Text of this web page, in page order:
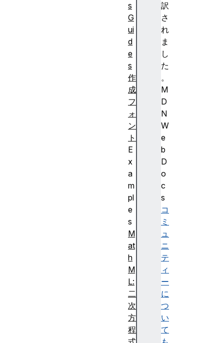
訳
さ
れ
ま
し
た
。
M
D
N
W
e
b
D
o
c
s
コ
ミ
ュ
ニ
テ
ィ
ー
に
つ
い
て
s
G
ui
d
e
s
作
成
フ
ォ
ン
ト
E
x
a
m
pl
e
s
M
at
h
M
L:
二
次
方
程